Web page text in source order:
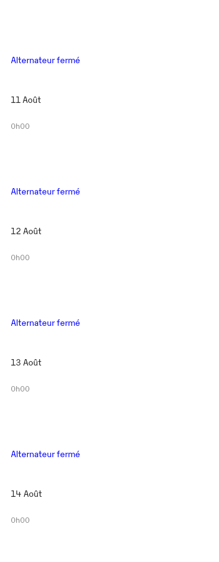
Alternateur fermé
11 Août
0h00
Alternateur fermé
12 Août
0h00
Alternateur fermé
13 Août
0h00
Alternateur fermé
14 Août
0h00